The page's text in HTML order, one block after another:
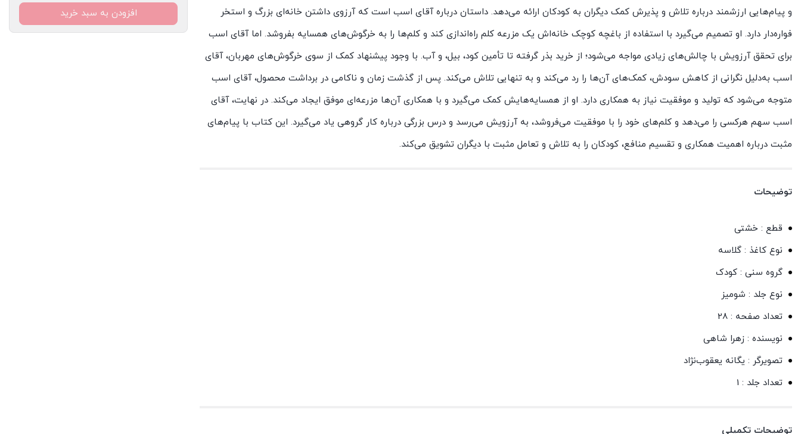
و پیام‌هایی ارزشمند درباره تلاش و پذیرش کمک دیگران به کودکان ارائه می‌دهد. داستان درباره آقای اسب است که آرزوی داشتن خانه‌ای بزرگ و استخر
فواره‌دار دارد. او تصمیم می‌گیرد با استفاده از باغچه کوچک خانه‌اش یک مزرعه کلم راه‌اندازی کند و کلم‌ها را به خرگوش‌های همسایه بفروشد. اما آقای اسب
برای تحقق آرزویش با چالش‌های زیادی مواجه می‌شود؛ از خرید بذر گرفته تا تأمین کود، بیل، و آب. با وجود پیشنهاد کمک از سوی خرگوش‌های مهربان، آقای
اسب به‌دلیل نگرانی از کاهش سودش، کمک‌های آن‌ها را رد می‌کند و به تنهایی تلاش می‌کند. پس از گذشت زمان و ناکامی در برداشت محصول، آقای اسب
متوجه می‌شود که تولید و موفقیت نیاز به همکاری دارد. او از همسایه‌هایش کمک می‌گیرد و با همکاری آن‌ها مزرعه‌ای موفق ایجاد می‌کند. در نهایت، آقای
اسب سهم هرکسی را می‌دهد و کلم‌های خود را با موفقیت می‌فروشد، به آرزویش می‌رسد و درس بزرگی درباره کار گروهی یاد می‌گیرد. این کتاب با پیام‌های
مثبت درباره اهمیت همکاری و تقسیم منافع، کودکان را به تلاش و تعامل مثبت با دیگران تشویق می‌کند.
توضیحات
قطع : خشتی
نوع کاغذ : گلاسه
گروه سنی : کودک
نوع جلد : شومیز
تعداد صفحه : 28
نویسنده : زهرا شاهی
تصویرگر : یگانه یعقوب‌نژاد
تعداد جلد : 1
توضیحات تکمیلی
افزودن به سبد خرید